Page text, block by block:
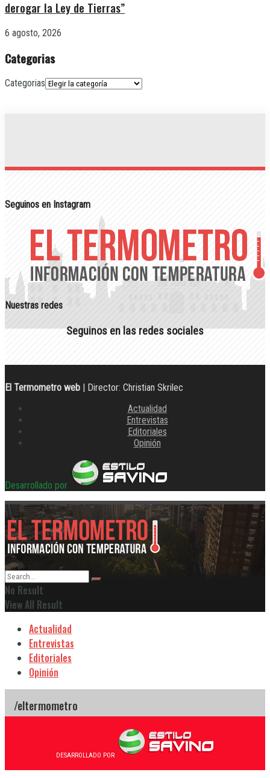
derogar la Ley de Tierras”
6 agosto, 2026
Categorias
Categorias
Seguinos en Instagram
Nuestras redes
Seguinos en las redes sociales
El Termometro web | Director: Christian Skrilec
Actualidad
Entrevistas
Editoriales
Opinión
Desarrollado por
No Result
View All Result
Actualidad
Entrevistas
Editoriales
Opinión
DESARROLLADO POR